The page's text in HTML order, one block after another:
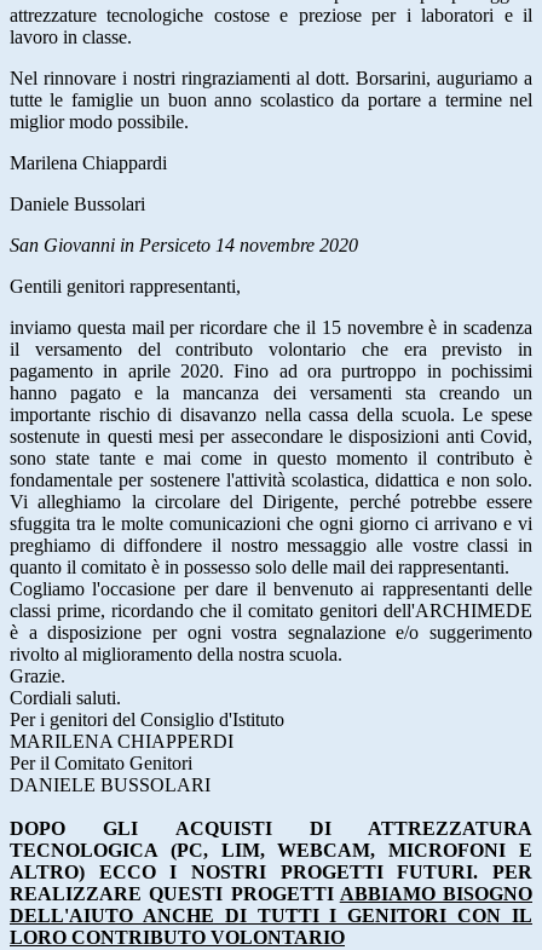
attrezzature tecnologiche costose e preziose per i laboratori e il
lavoro in classe.
Nel rinnovare i nostri ringraziamenti al dott. Borsarini, auguriamo a
tutte le famiglie un buon anno scolastico da portare a termine nel
miglior modo possibile.
Marilena Chiappardi
Daniele Bussolari
San Giovanni in Persiceto 14 novembre 2020
Gentili genitori rappresentanti,
inviamo questa mail per ricordare che il 15 novembre è in scadenza
il versamento del contributo volontario che era previsto in
pagamento in aprile 2020. Fino ad ora purtroppo in pochissimi
hanno pagato e la mancanza dei versamenti sta creando un
importante rischio di disavanzo nella cassa della scuola. Le spese
sostenute in questi mesi per assecondare le disposizioni anti Covid,
sono state tante e mai come in questo momento il contributo è
fondamentale per sostenere l'attività scolastica, didattica e non solo.
Vi alleghiamo la circolare del Dirigente, perché potrebbe essere
sfuggita tra le molte comunicazioni che ogni giorno ci arrivano e vi
preghiamo di diffondere il nostro messaggio alle vostre classi in
quanto il comitato è in possesso solo delle mail dei rappresentanti.
Cogliamo l'occasione per dare il benvenuto ai rappresentanti delle
classi prime, ricordando che il comitato genitori dell'ARCHIMEDE
è a disposizione per ogni vostra segnalazione e/o suggerimento
rivolto al miglioramento della nostra scuola.
Grazie.
Cordiali saluti.
Per i genitori del Consiglio d'Istituto
MARILENA CHIAPPERDI
Per il Comitato Genitori
DANIELE BUSSOLARI
DOPO GLI ACQUISTI DI ATTREZZATURA
TECNOLOGICA (PC, LIM, WEBCAM, MICROFONI E
ALTRO) ECCO I NOSTRI PROGETTI FUTURI. PER
REALIZZARE QUESTI PROGETTI ABBIAMO BISOGNO
DELL'AIUTO ANCHE DI TUTTI I GENITORI CON IL
LORO CONTRIBUTO VOLONTARIO